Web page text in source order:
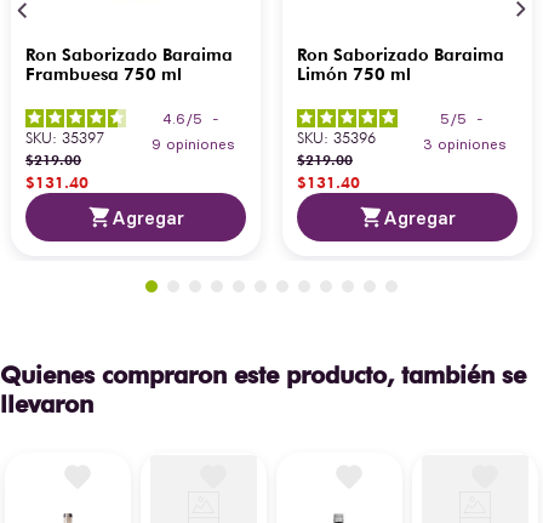
Ron Saborizado Baraima
Frambuesa 750 ml
4.6 /5
-
9 opiniones
SKU: 35397
$219.00
$131.40
Agregar
Ron Saborizado Baraima
Limón 750 ml
5 /5
-
3 opiniones
SKU: 35396
$219.00
$131.40
Agregar
Quienes compraron este producto, también se
llevaron